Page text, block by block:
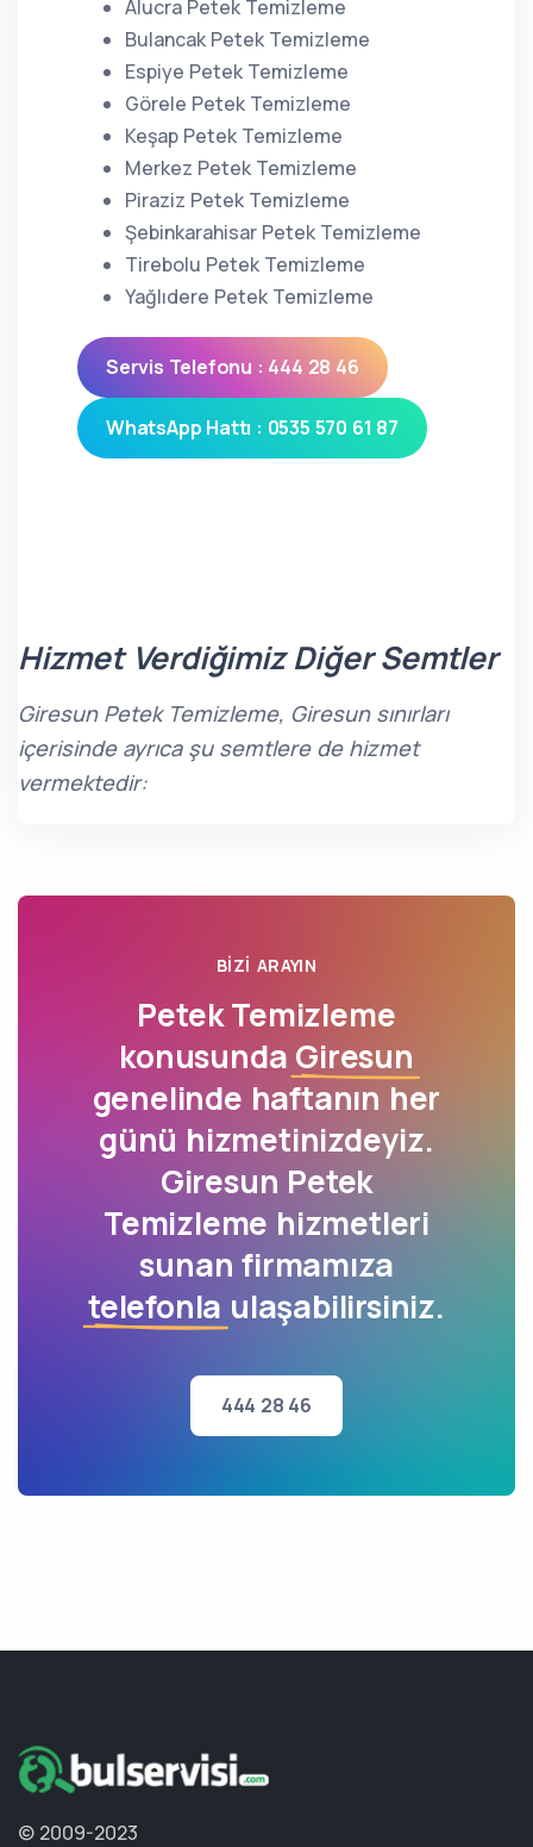
Alucra Petek Temizleme
Bulancak Petek Temizleme
Espiye Petek Temizleme
Görele Petek Temizleme
Keşap Petek Temizleme
Merkez Petek Temizleme
Piraziz Petek Temizleme
Şebinkarahisar Petek Temizleme
Tirebolu Petek Temizleme
Yağlıdere Petek Temizleme
Servis Telefonu : 444 28 46
WhatsApp Hattı : 0535 570 61 87
Hizmet Verdiğimiz Diğer Semtler
Giresun Petek Temizleme, Giresun sınırları
içerisinde ayrıca şu semtlere de hizmet
vermektedir:
BIZI ARAYIN
Petek Temizleme
konusunda Giresun
genelinde haftanın her
günü hizmetinizdeyiz.
Giresun Petek
Temizleme hizmetleri
sunan firmamıza
telefonla ulaşabilirsiniz.
444 28 46
© 2009-2023